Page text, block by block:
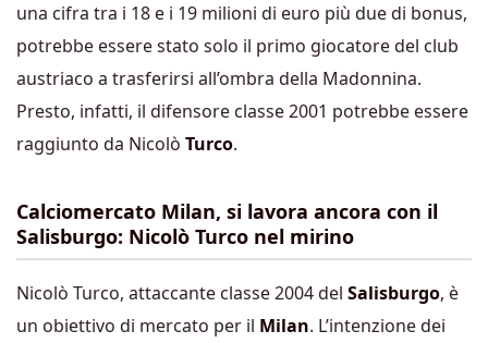
una cifra tra i 18 e i 19 milioni di euro più due di bonus,
potrebbe essere stato solo il primo giocatore del club
austriaco a trasferirsi all’ombra della Madonnina.
Presto, infatti, il difensore classe 2001 potrebbe essere
raggiunto da Nicolò Turco.
Calciomercato Milan, si lavora ancora con il
Salisburgo: Nicolò Turco nel mirino
Nicolò Turco, attaccante classe 2004 del Salisburgo, è
un obiettivo di mercato per il Milan. L’intenzione dei